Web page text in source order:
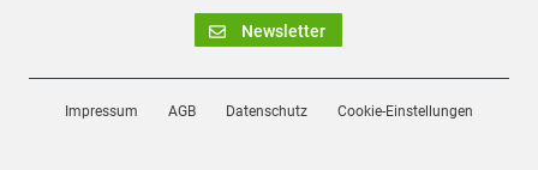
Newsletter
Impressum AGB Datenschutz Cookie-Einstellungen